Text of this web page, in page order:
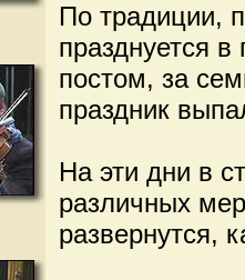
По традиции,
празднуется
постом, за
праздник
На эти дни в
различных
развернутся,